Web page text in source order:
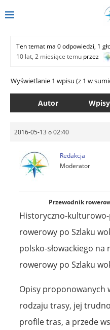
Ten temat ma 0 odpowiedzi, 1
10 lat, 2 miesiące temu przez
Wyświetlanie 1 wpisu (z 1 w
Autor Wpisy
2016-05-13 o 02:40
Redakcja
Moderator
Przewodnik
Historyczno-
rowerowy po Szlaku
polsko-słowackiego na
rowerowy po Szlaku
Opisy proponowanych
rodzaju trasy, jej
profile tras, a przede